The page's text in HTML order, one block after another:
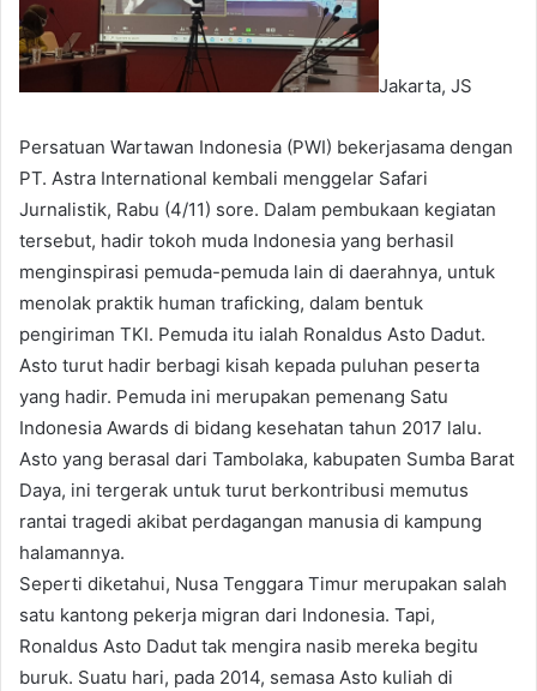
Jakarta, JS
Persatuan Wartawan Indonesia (PWI) bekerjasama dengan
PT. Astra International kembali menggelar Safari
Jurnalistik, Rabu (4/11) sore. Dalam pembukaan kegiatan
tersebut, hadir tokoh muda Indonesia yang berhasil
menginspirasi pemuda-pemuda lain di daerahnya, untuk
menolak praktik human traficking, dalam bentuk
pengiriman TKI. Pemuda itu ialah Ronaldus Asto Dadut.
Asto turut hadir berbagi kisah kepada puluhan peserta
yang hadir. Pemuda ini merupakan pemenang Satu
Indonesia Awards di bidang kesehatan tahun 2017 lalu.
Asto yang berasal dari Tambolaka, kabupaten Sumba Barat
Daya, ini tergerak untuk turut berkontribusi memutus
rantai tragedi akibat perdagangan manusia di kampung
halamannya.
Seperti diketahui, Nusa Tenggara Timur merupakan salah
satu kantong pekerja migran dari Indonesia. Tapi,
Ronaldus Asto Dadut tak mengira nasib mereka begitu
buruk. Suatu hari, pada 2014, semasa Asto kuliah di